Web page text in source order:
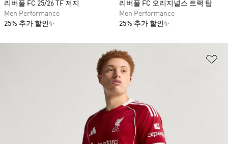
리버풀 FC 25/26 TF 저지
Men Performance
25% 추가 할인✨
리버풀 FC 오리지널스 트랙 탑
Men Performance
25% 추가 할인✨